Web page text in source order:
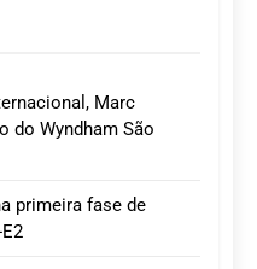
Marc
do Wyndham São
primeira fase de